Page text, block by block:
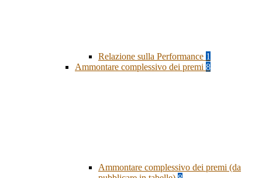
Relazione sulla Performance 1
Ammontare complessivo dei premi 8
Ammontare complessivo dei premi (da